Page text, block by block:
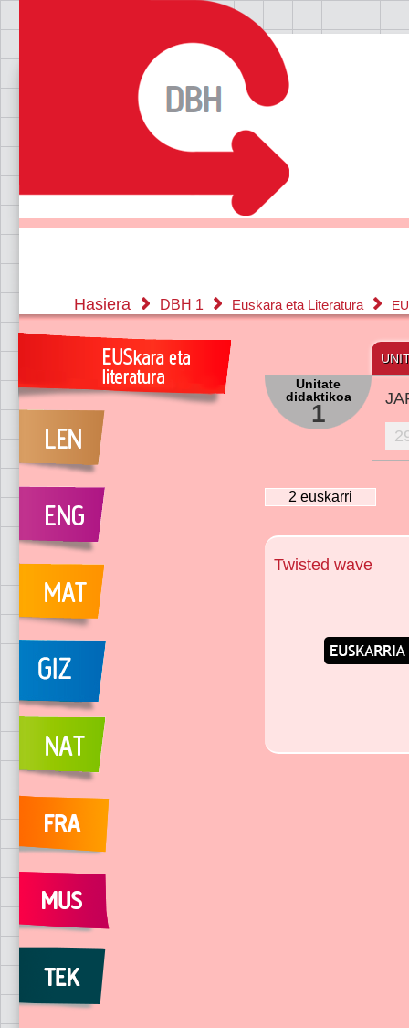
Hasiera DBH 1 Euskara eta Literatura
Unitate
didaktikoa
1
2 euskarri
Twisted wave